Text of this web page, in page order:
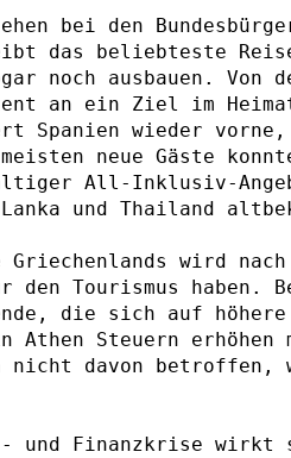
bei den
das beliebteste
noch ausbauen.
an ein Ziel im
Spanien wieder
neue Gäste
All-Inklusiv-
und Thailand
wird nach
den Tourismus
die sich auf
Athen Steuern
nicht davon
und Finanzkrise wirkt